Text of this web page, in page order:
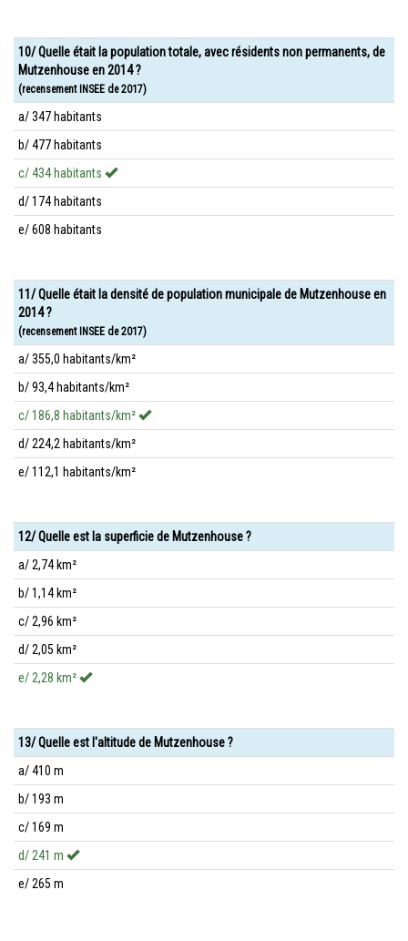
10/ Quelle était la population totale, avec résidents non permanents, de
Mutzenhouse en 2014 ?
(recensement INSEE de 2017)
a/ 347 habitants
b/ 477 habitants
c/ 434 habitants
d/ 174 habitants
e/ 608 habitants
11/ Quelle était la densité de population municipale de Mutzenhouse en
2014 ?
(recensement INSEE de 2017)
a/ 355,0 habitants/km²
b/ 93,4 habitants/km²
c/ 186,8 habitants/km²
d/ 224,2 habitants/km²
e/ 112,1 habitants/km²
12/ Quelle est la superficie de Mutzenhouse ?
a/ 2,74 km²
b/ 1,14 km²
c/ 2,96 km²
d/ 2,05 km²
e/ 2,28 km²
13/ Quelle est l'altitude de Mutzenhouse ?
a/ 410 m
b/ 193 m
c/ 169 m
d/ 241 m
e/ 265 m